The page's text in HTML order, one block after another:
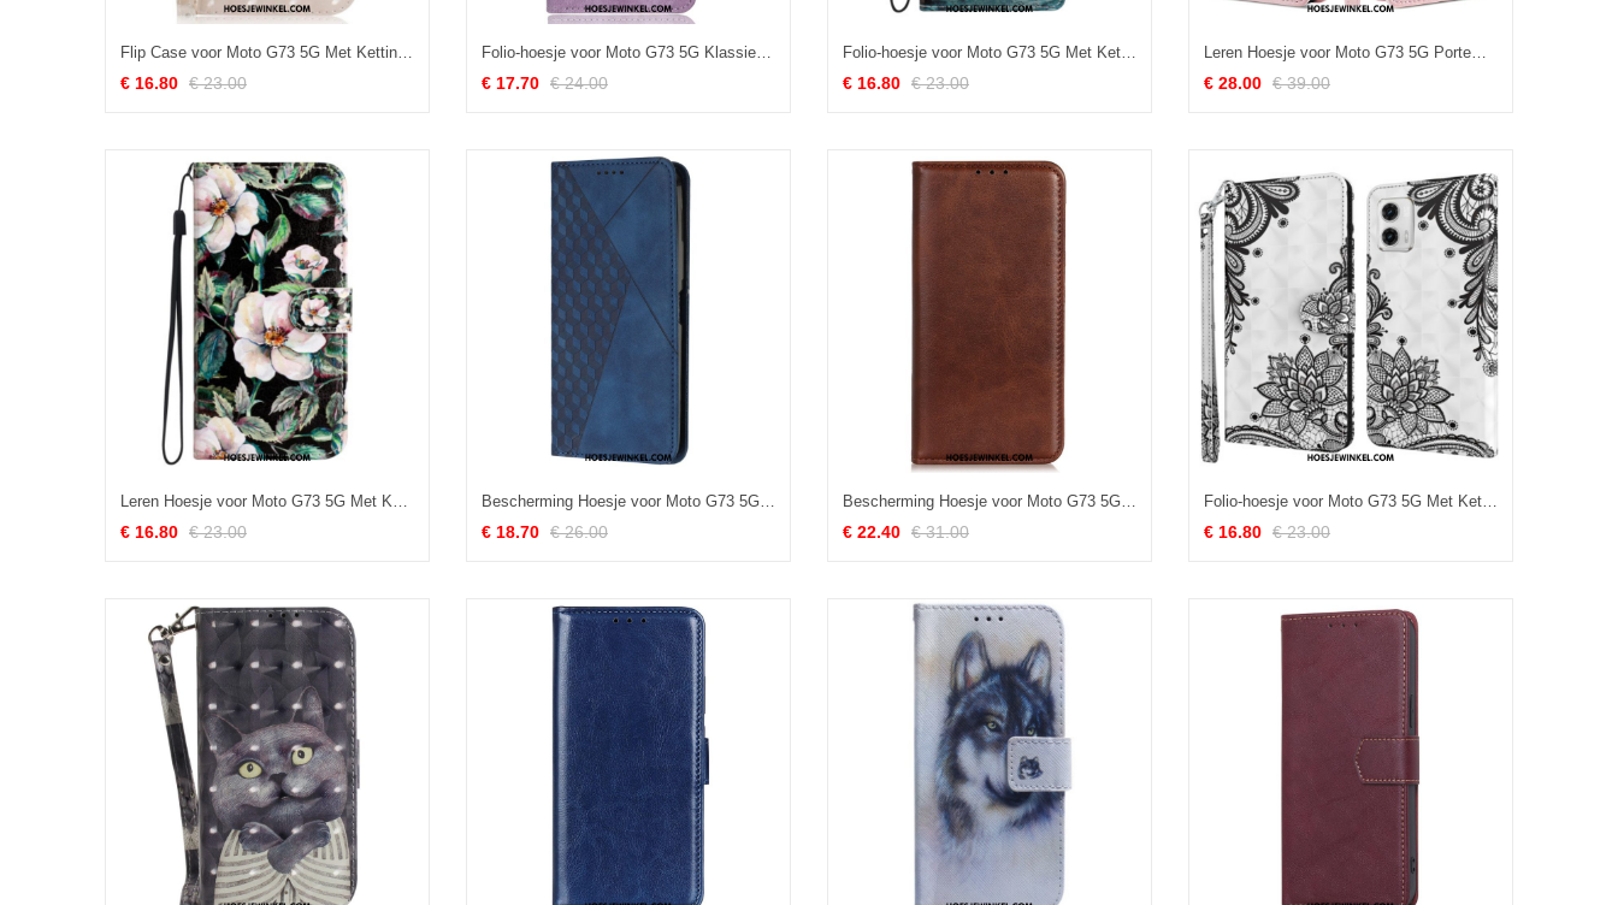
Flip Case voor Moto G73 5G Met Ketting String Eekhoorns
€ 16.80 € 23.00
Folio-hoesje voor Moto G73 5G Klassieke Rfid
€ 17.70 € 24.00
Folio-hoesje voor Moto G73 5G Met Ketting Vastgebonden Maanverlichte Wolven
€ 16.80 € 23.00
Leren Hoesje voor Moto G73 5G Portemonnee Met Schouderriem En Lanyard
€ 28.00 € 39.00
Leren Hoesje voor Moto G73 5G Met Ketting Riem Magnolia's
€ 16.80 € 23.00
Bescherming Hoesje voor Moto G73 5G Folio-hoesje Leerstijl Met 3 Kaarthouders
€ 18.70 € 26.00
Bescherming Hoesje voor Moto G73 5G Folio-hoesje Elegantie Splitleer
€ 22.40 € 31.00
Folio-hoesje voor Moto G73 5G Met Ketting Kant Met Bandjes
€ 16.80 € 23.00